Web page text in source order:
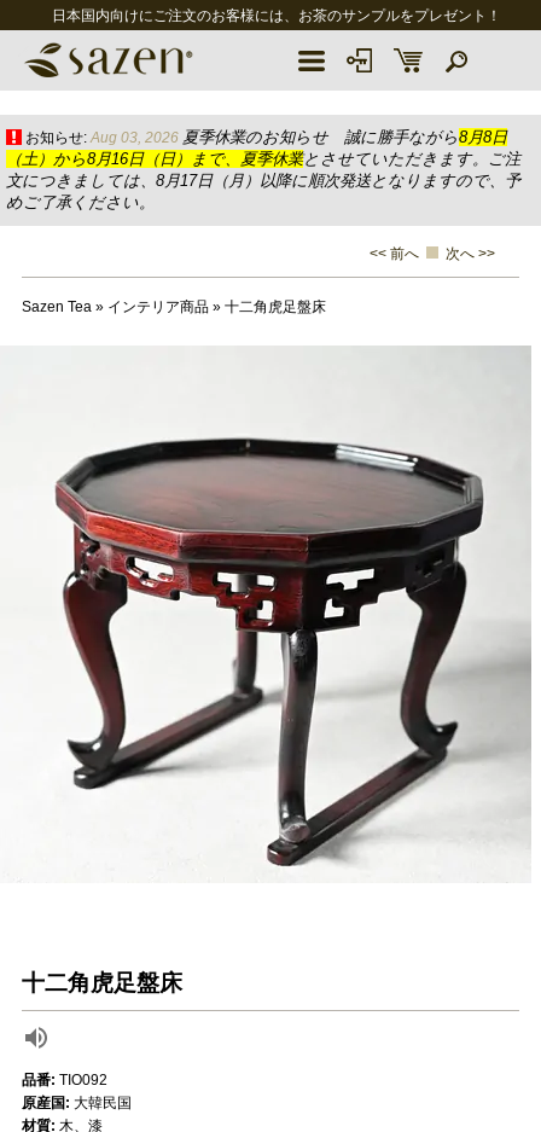
日本国内向けにご注文のお客様には、お茶のサンプルをプレゼント！
お知らせ: Aug 03, 2026 夏季休業のお知らせ 誠に勝手ながら8月8日
（土）から8月16日（日）まで、夏季休業とさせていただきます。ご注
文につきましては、8月17日（月）以降に順次発送となりますので、予
めご了承ください。
<< 前へ 次へ >>
Sazen Tea» インテリア商品» 十二角虎足盤床
十二角虎足盤床
品番: TIO092
原産国: 大韓民国
材質: 木、漆